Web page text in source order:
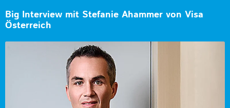
Big Interview mit Stefanie Ahammer von Visa
Österreich